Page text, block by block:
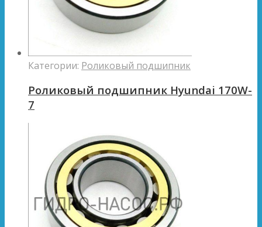
Категории: Роликовый подшипник
Роликовый подшипник Hyundai 170W-
7